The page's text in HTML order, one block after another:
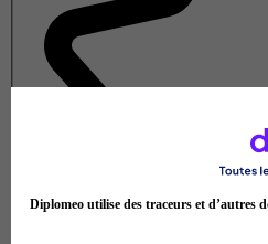
Diplomeo utilise des traceurs et d’autres